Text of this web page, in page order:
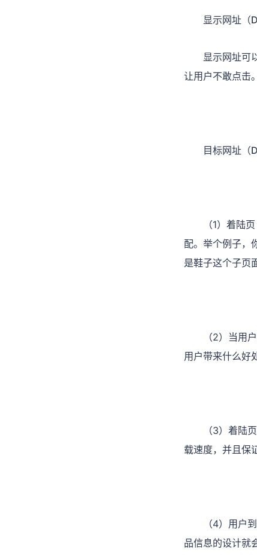
显示网址（
显示网址可
让用户不敢点击。
目标网址（
（1）着陆
配。举个例子，
是鞋子这个子页
（2）当用
用户带来什么好
（3）着陆
载速度，并且保
（4）用户
品信息的设计就